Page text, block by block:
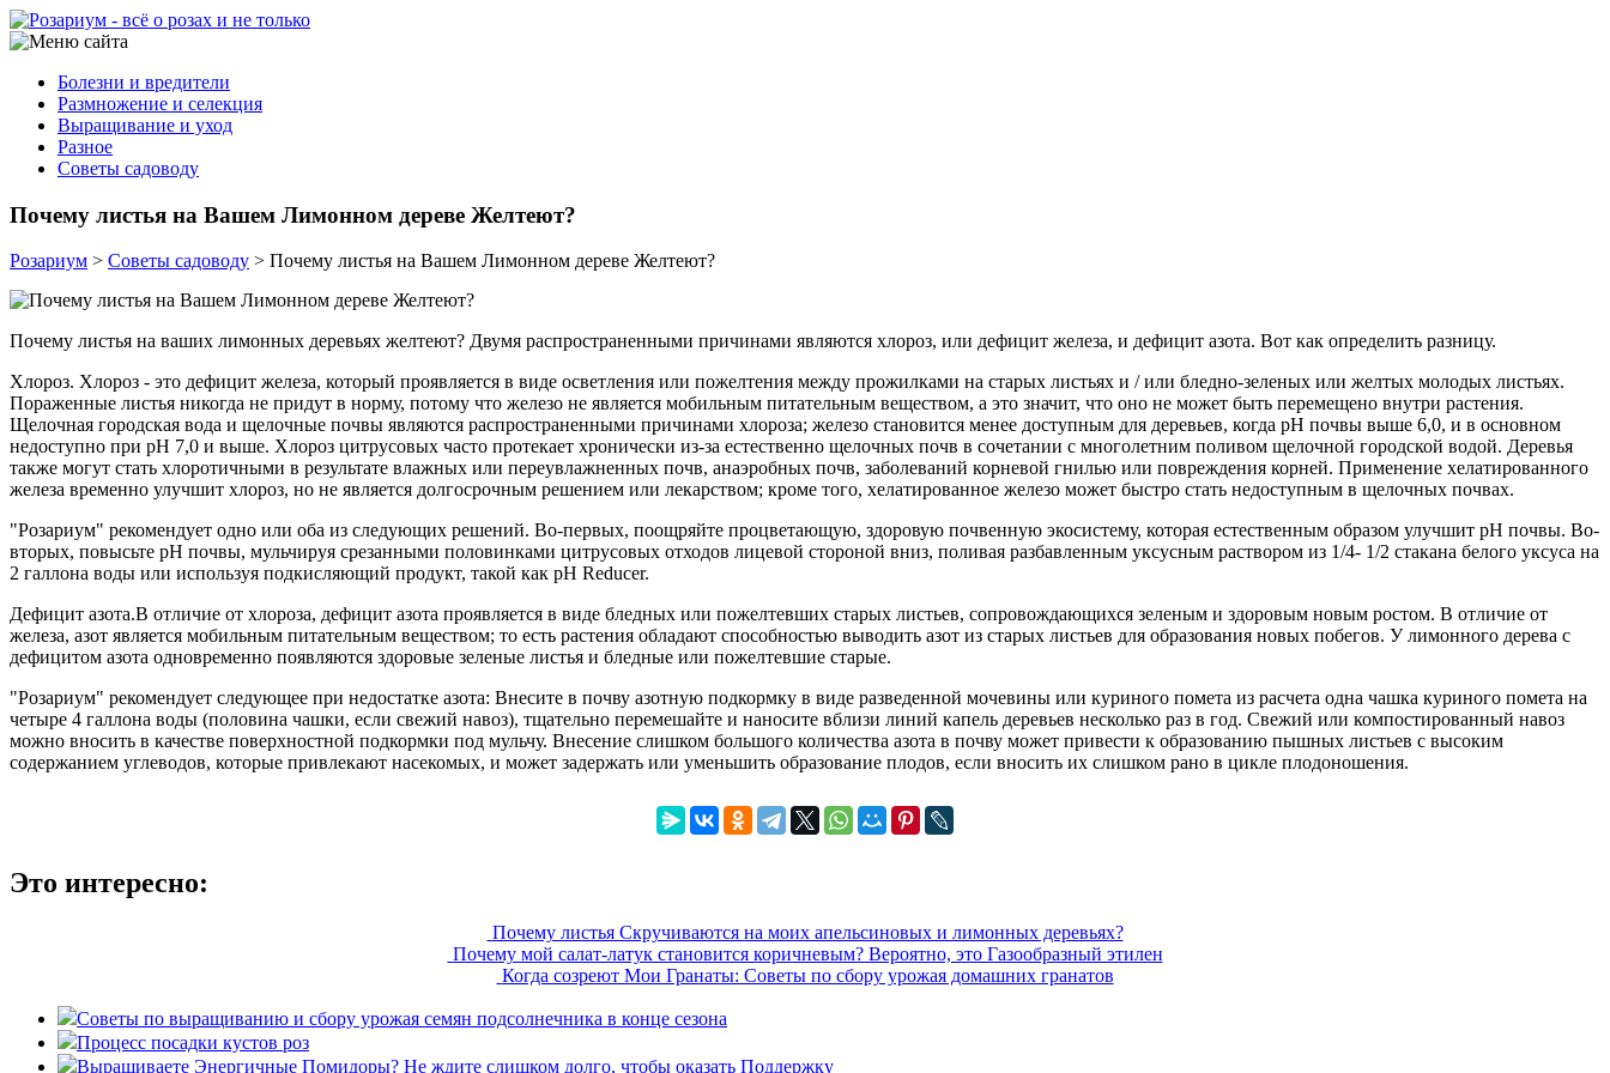
Болезни и вредители
Размножение и селекция
Выращивание и уход
Разное
Советы садоводу
Почему листья на Вашем Лимонном дереве Желтеют?
Розариум > Советы садоводу > Почему листья на Вашем Лимонном дереве Желтеют?
Почему листья на ваших лимонных деревьях желтеют? Двумя распространенными причинами являются хлороз, или дефицит железа, и дефицит азота. Вот как определить разницу.
Хлороз. Хлороз - это дефицит железа, который проявляется в виде осветления или пожелтения между прожилками на старых листьях и / или бледно-зеленых или желтых молодых листьях.
Пораженные листья никогда не придут в норму, потому что железо не является мобильным питательным веществом, а это значит, что оно не может быть перемещено внутри растения.
Щелочная городская вода и щелочные почвы являются распространенными причинами хлороза; железо становится менее доступным для деревьев, когда рН почвы выше 6,0, и в основном
недоступно при рН 7,0 и выше. Хлороз цитрусовых часто протекает хронически из-за естественно щелочных почв в сочетании с многолетним поливом щелочной городской водой. Деревья
также могут стать хлоротичными в результате влажных или переувлажненных почв, анаэробных почв, заболеваний корневой гнилью или повреждения корней. Применение хелатированного
железа временно улучшит хлороз, но не является долгосрочным решением или лекарством; кроме того, хелатированное железо может быстро стать недоступным в щелочных почвах.
"Розариум" рекомендует одно или оба из следующих решений. Во-первых, поощряйте процветающую, здоровую почвенную экосистему, которая естественным образом улучшит рН почвы. Во-
вторых, повысьте рН почвы, мульчируя срезанными половинками цитрусовых отходов лицевой стороной вниз, поливая разбавленным уксусным раствором из 1/4- 1/2 стакана белого уксуса на
2 галлона воды или используя подкисляющий продукт, такой как pH Reducer.
Дефицит азота.В отличие от хлороза, дефицит азота проявляется в виде бледных или пожелтевших старых листьев, сопровождающихся зеленым и здоровым новым ростом. В отличие от
железа, азот является мобильным питательным веществом; то есть растения обладают способностью выводить азот из старых листьев для образования новых побегов. У лимонного дерева с
дефицитом азота одновременно появляются здоровые зеленые листья и бледные или пожелтевшие старые.
"Розариум" рекомендует следующее при недостатке азота: Внесите в почву азотную подкормку в виде разведенной мочевины или куриного помета из расчета одна чашка куриного помета на
четыре 4 галлона воды (половина чашки, если свежий навоз), тщательно перемешайте и наносите вблизи линий капель деревьев несколько раз в год. Свежий или компостированный навоз
можно вносить в качестве поверхностной подкормки под мульчу. Внесение слишком большого количества азота в почву может привести к образованию пышных листьев с высоким
содержанием углеводов, которые привлекают насекомых, и может задержать или уменьшить образование плодов, если вносить их слишком рано в цикле плодоношения.
Это интересно:
Почему листья Скручиваются на моих апельсиновых и лимонных деревьях?
Почему мой салат-латук становится коричневым? Вероятно, это Газообразный этилен
Когда созреют Мои Гранаты: Советы по сбору урожая домашних гранатов
Советы по выращиванию и сбору урожая семян подсолнечника в конце сезона
Процесс посадки кустов роз
Выращиваете Энергичные Помидоры? Не ждите слишком долго, чтобы оказать Поддержку